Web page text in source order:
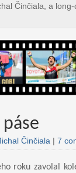
Činčiala, a
Činčiala | 7
roku zavolal